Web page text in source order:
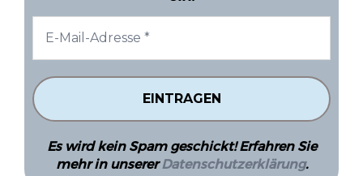
Es wird kein Spam geschickt! Erfahren Sie
mehr in unsererDatenschutzerklärung.